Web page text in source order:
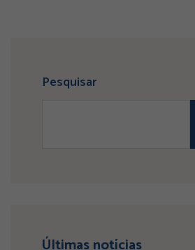
Pesquisar